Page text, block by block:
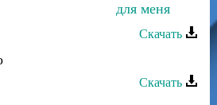
- Рожденный для меня
Скачать
- Индийская
Скачать